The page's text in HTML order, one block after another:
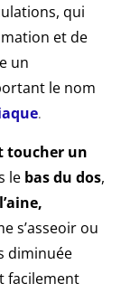
qui
et de
un
le nom
.
toucher un
le bas du dos,
l’aine,
s’asseoir ou
diminuée
facilement